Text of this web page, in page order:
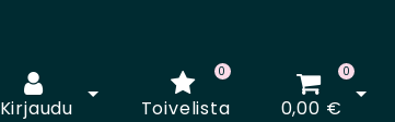
Kirjaudu
Avaa kirjautuminen
Toivelista
0 0
0,00 €